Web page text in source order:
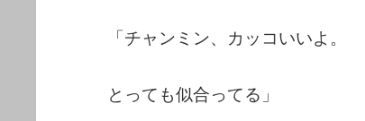
「チャンミン、カッコいいよ。
とっても似合ってる」